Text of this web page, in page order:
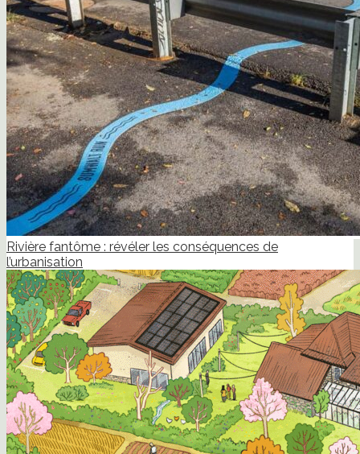
Rivière fantôme : révéler les conséquences de
l’urbanisation